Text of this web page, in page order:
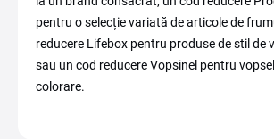
pentru o selecție variată de articole de
reducere Lifebox pentru produse de stil de
sau un cod reducere Vopsinel pentru
colorare.